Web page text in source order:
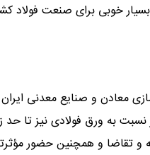
خوبی برای صنعت فولاد
معادن و صنایع معدنی ایران
نسبت به ورق فولادی نیز تا
تقاضا و همچنین حضور